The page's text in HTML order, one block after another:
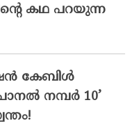
കഥ പറയുന്ന
കേബിൾ
നമ്പർ 10’